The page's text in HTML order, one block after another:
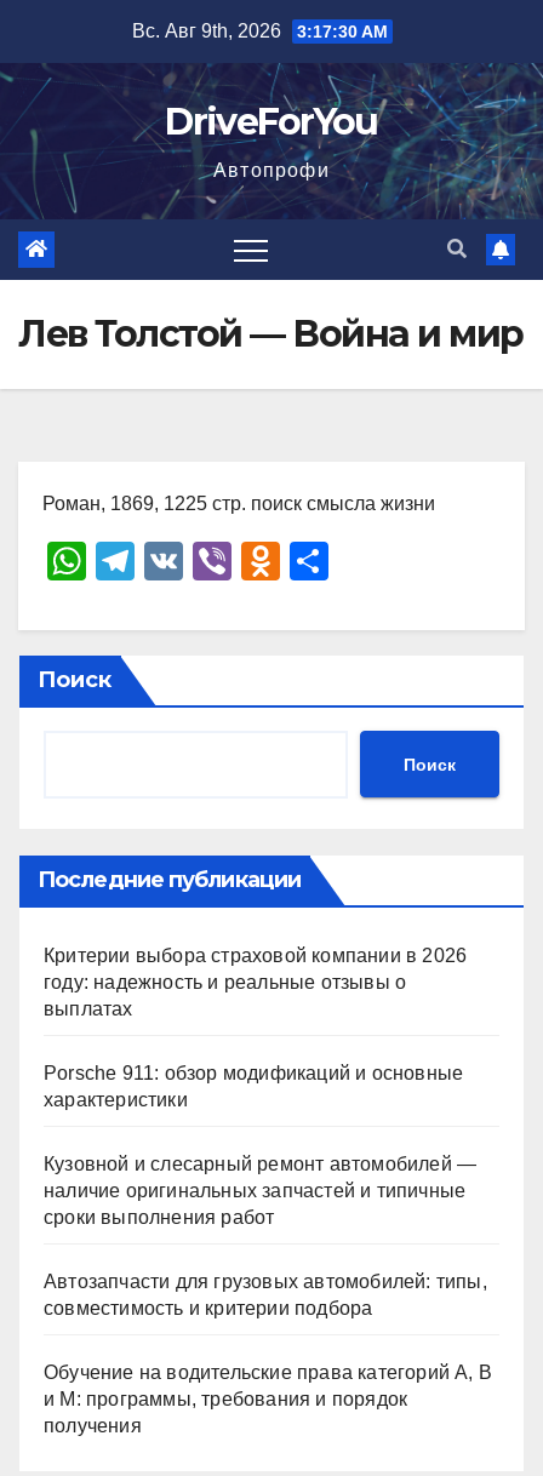
содержимому
Вс. Авг 9th, 2026 3:17:31 AM
DriveForYou
Автопрофи
Лев Толстой — Война и мир
Роман, 1869, 1225 стр. поиск смысла жизни
W
at
s
A
T
e
gr
a
V
Vi
er
O
n
kl
ki
р
в
ть
Поиск
Поиск
Последние публикации
Критерии выбора страховой компании в 2026
году: надежность и реальные отзывы о
выплатах
Porsche 911: обзор модификаций и основные
характеристики
Кузовной и слесарный ремонт автомобилей —
наличие оригинальных запчастей и типичные
сроки выполнения работ
Автозапчасти для грузовых автомобилей: типы,
совместимость и критерии подбора
Обучение на водительские права категорий A, B
и M: программы, требования и порядок
получения